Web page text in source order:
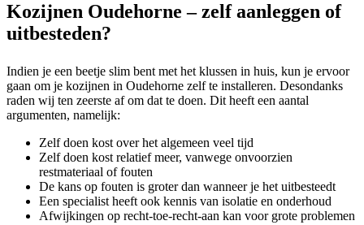
Kozijnen Oudehorne – zelf aanleggen of
uitbesteden?
Indien je een beetje slim bent met het klussen in huis, kun je ervoor
gaan om je kozijnen in Oudehorne zelf te installeren. Desondanks
raden wij ten zeerste af om dat te doen. Dit heeft een aantal
argumenten, namelijk:
Zelf doen kost over het algemeen veel tijd
Zelf doen kost relatief meer, vanwege onvoorzien
restmateriaal of fouten
De kans op fouten is groter dan wanneer je het uitbesteedt
Een specialist heeft ook kennis van isolatie en onderhoud
Afwijkingen op recht-toe-recht-aan kan voor grote problemen